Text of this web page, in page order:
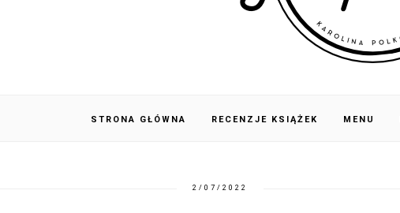
STRONA GŁÓWNA RECENZJE KSIĄŻEK MENU
2/07/2022